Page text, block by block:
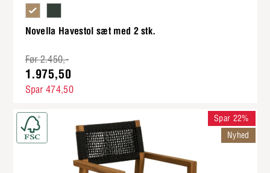
Taupe polyester reb og stel i sort pulverlakeret alu
Novella Havestol sæt med 2 stk.
Før 2.450,-
1.975,50
Spar 474,50
Spar 22%
Nyhed